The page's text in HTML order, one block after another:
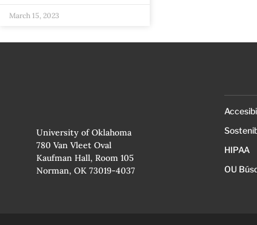
March 15, 2023
University of Oklahoma
780 Van Vleet Oval
Kaufman Hall, Room 105
Norman, OK 73019-4037
HIPAA
OU